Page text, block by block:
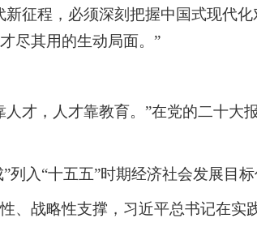
征程，必须深刻把握中国式现代
尽其用的生动局面。”
才，人才靠教育。”在党的二十大
入“十五五”时期经济社会发展目
、战略性支撑，习近平总书记在实